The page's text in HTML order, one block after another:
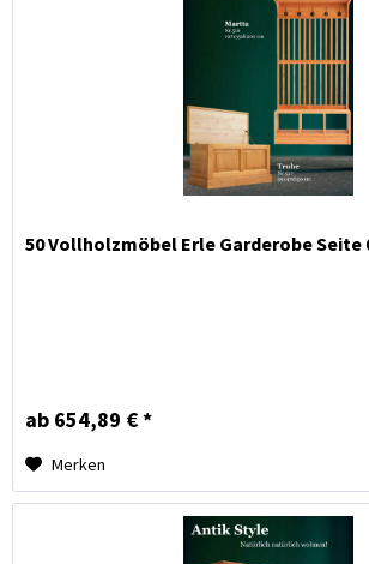
50 Vollholzmöbel Erle Garderobe Seite
ab 654,89 € *
Merken